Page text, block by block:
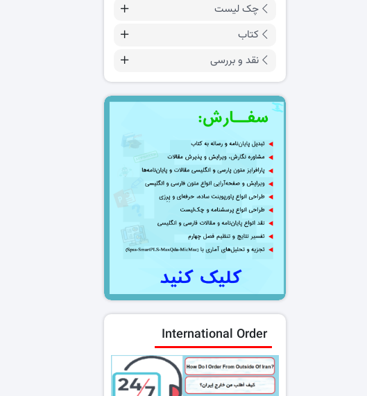
چک لیست
کتاب
نقد و بررسی
International Order